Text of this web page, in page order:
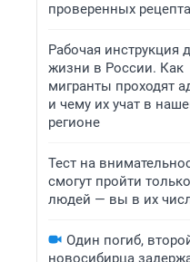
проверенных рецепта
Рабочая инструкция
жизни в России. Как
мигранты проходят
и чему их учат в
регионе
Тест на
смогут пройти
людей — вы в их
Один погиб,
новосибирца